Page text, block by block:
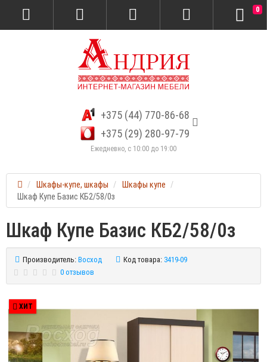
+375 (44) 770-86-68
+375 (29) 280-97-79
Ежедневно, с 10:00 до 19:00
0
Шкафы-купе, шкафы
Шкафы купе
Шкаф Купе Базис КБ2/58/0з
Шкаф Купе Базис КБ2/58/0з
Производитель: Восход Код товара: 3419-09
0 отзывов
ХИТ